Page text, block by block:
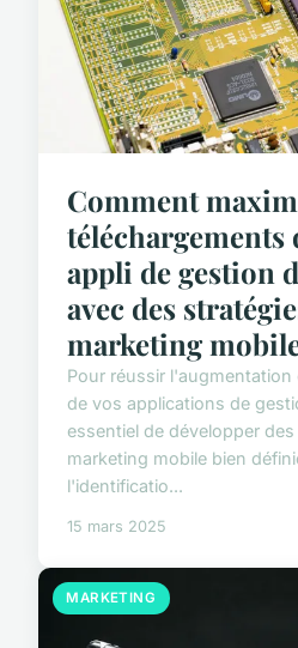
Comment
téléchargements
appli de gestion
avec des
marketing
Pour réussir
de vos applications de
essentiel de développer
marketing mobile bien
l'identificatio...
15 mars 2025
MARKETING